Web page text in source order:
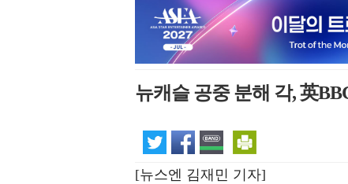
뉴캐슬 공중 분해 각, 英
[뉴스엔 김재민 기자]